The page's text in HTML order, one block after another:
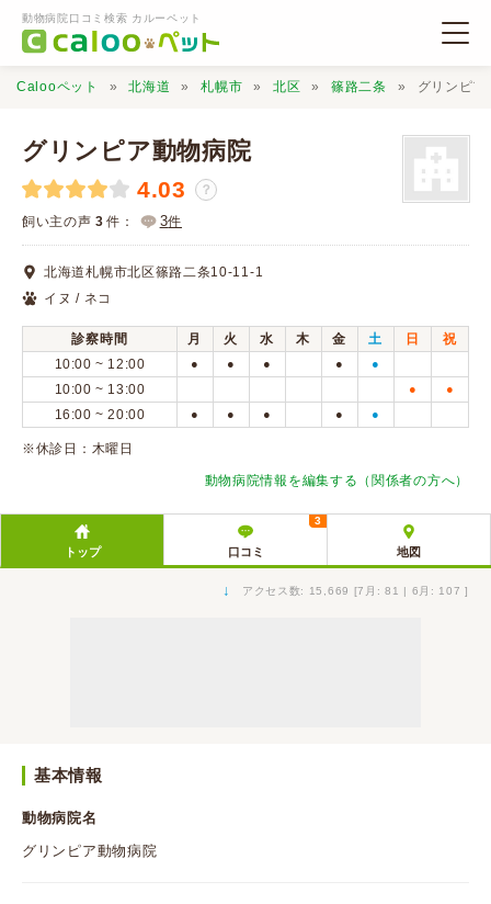
動物病院口コミ検索 カルーペット
動物病院検索
口コミ検索
Calooペットとは？
口コミ投稿
Calooペット 北海道 札幌市 北区 篠路二条 グリンピア
グリンピア動物病院
4.03 ？
飼い主の声 3 件： 3件
北海道札幌市北区篠路二条10-11-1
イヌ / ネコ
診察時間 月 火 水 木 金 土 日
祝
10:00 ~ 12:00
● ● ● ● ●
10:00 ~ 13:00 ● ●
16:00 ~ 20:00 ● ● ● ● ●
※休診日：木曜日
動物病院情報を編集する（関係者の方へ）
トップ 口コミ
3
地図
↓ アクセス数: 15,669 [7月: 81 | 6月: 107 ]
基本情報
動物病院名
グリンピア動物病院